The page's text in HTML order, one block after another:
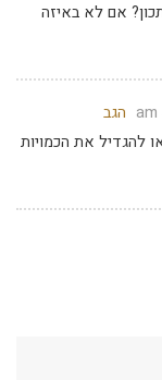
כמו שמצוין במתכון? אם לא באיזה
הגב
להגדיל את הכמויות